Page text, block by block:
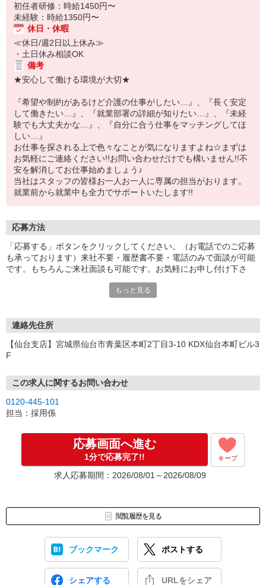
初任者研修：時給1450円〜
未経験：時給1350円〜
休日・休暇
≪休日/週2日以上休み≫
・土日休み相談OK
備考
★安心して働ける環境が大切★
『希望や制約があるけど介護の仕事がしたい…』、『長く安定
して働きたい…』、『就業部署の詳細が知りたい…』、『未経
験でも大丈夫かな…』、『自分に合う仕事をマッチングしてほ
しい…』
お仕事を探される上で色々なことが気になりますよね☆まずは
お気軽にご連絡ください!!お問い合わせだけでも構いません!!不
安を解消してお仕事始めましょう♪
当社はスタッフの皆様お一人お一人に専属の担当がおります。
就業前から就業中も全力でサポートいたします!!
応募方法
「応募する」ボタンをクリックしてください。（お電話でのご応募
も承っております）来社不要・履歴書不要・電話のみで面談が可能
です。もちろんご来社面談も可能です。お気軽にお申し付け下さ
もっと見る
連絡先住所
【仙台支店】宮城県仙台市青葉区本町2丁目3-10 KDX仙台本町ビル3
F
この求人に関するお問い合わせ
0120-445-101
担当：採用係
応募画面へ進む
1分で応募完了!! キープ
求人応募期間：2026/08/01～2026/08/09
閲覧履歴を見る
ブックマーク ポストする
シェアする URLをシェア